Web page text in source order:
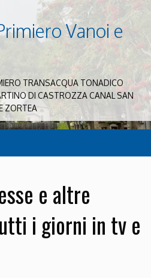
Vanoi e
TRANSACQUA TONADICO
DI CASTROZZA CANAL SAN
ZORTEA
e altre
i giorni in tv e